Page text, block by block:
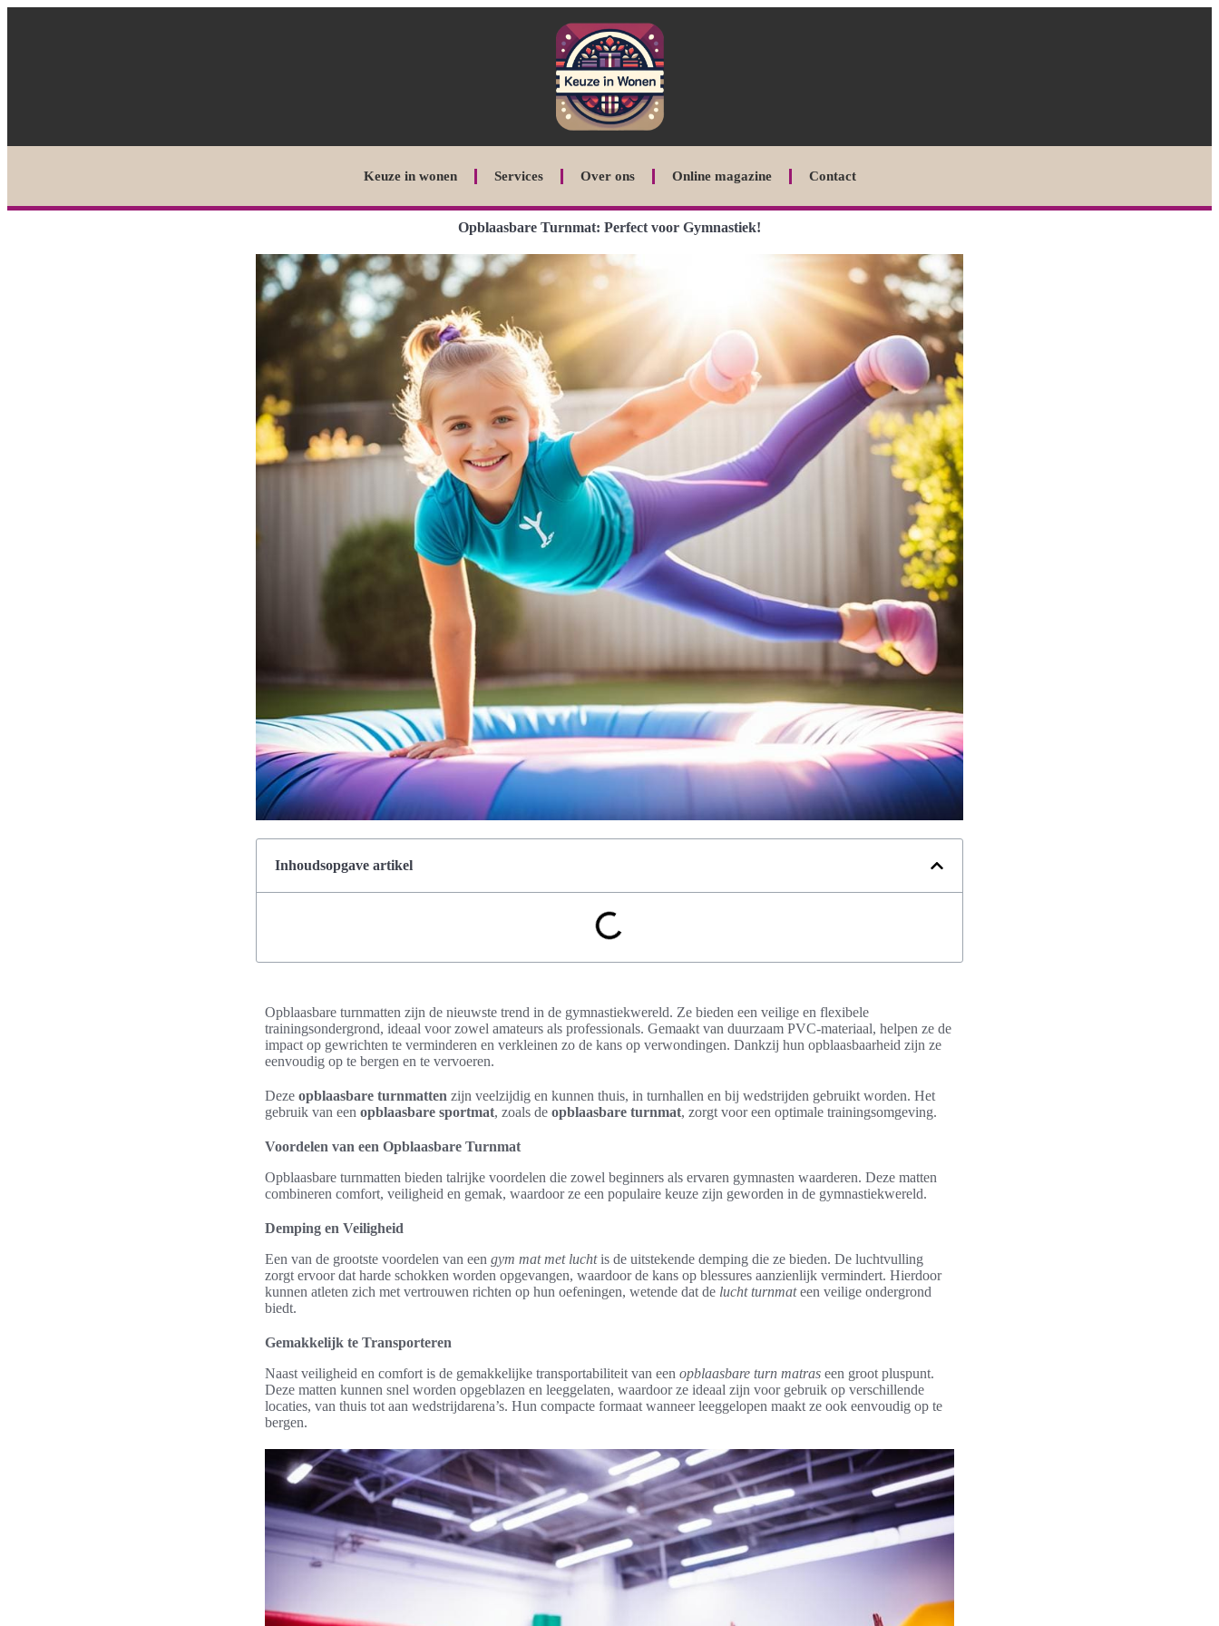
Keuze in wonen Services Over ons Online magazine Contact
Opblaasbare Turnmat: Perfect voor Gymnastiek!
Inhoudsopgave artikel
Opblaasbare turnmatten zijn de nieuwste trend in de gymnastiekwereld. Ze bieden een veilige en flexibele
trainingsondergrond, ideaal voor zowel amateurs als professionals. Gemaakt van duurzaam PVC-materiaal, helpen ze de
impact op gewrichten te verminderen en verkleinen zo de kans op verwondingen. Dankzij hun opblaasbaarheid zijn ze
eenvoudig op te bergen en te vervoeren.
Deze opblaasbare turnmatten zijn veelzijdig en kunnen thuis, in turnhallen en bij wedstrijden gebruikt worden. Het
gebruik van een opblaasbare sportmat, zoals de opblaasbare turnmat, zorgt voor een optimale trainingsomgeving.
Voordelen van een Opblaasbare Turnmat
Opblaasbare turnmatten bieden talrijke voordelen die zowel beginners als ervaren gymnasten waarderen. Deze matten
combineren comfort, veiligheid en gemak, waardoor ze een populaire keuze zijn geworden in de gymnastiekwereld.
Demping en Veiligheid
Een van de grootste voordelen van een gym mat met luchtis de uitstekende demping die ze bieden. De luchtvulling
zorgt ervoor dat harde schokken worden opgevangen, waardoor de kans op blessures aanzienlijk vermindert. Hierdoor
kunnen atleten zich met vertrouwen richten op hun oefeningen, wetende dat de lucht turnmateen veilige ondergrond
biedt.
Gemakkelijk te Transporteren
Naast veiligheid en comfort is de gemakkelijke transportabiliteit van een opblaasbare turn matras een groot pluspunt.
Deze matten kunnen snel worden opgeblazen en leeggelaten, waardoor ze ideaal zijn voor gebruik op verschillende
locaties, van thuis tot aan wedstrijdarena’s. Hun compacte formaat wanneer leeggelopen maakt ze ook eenvoudig op te
bergen.